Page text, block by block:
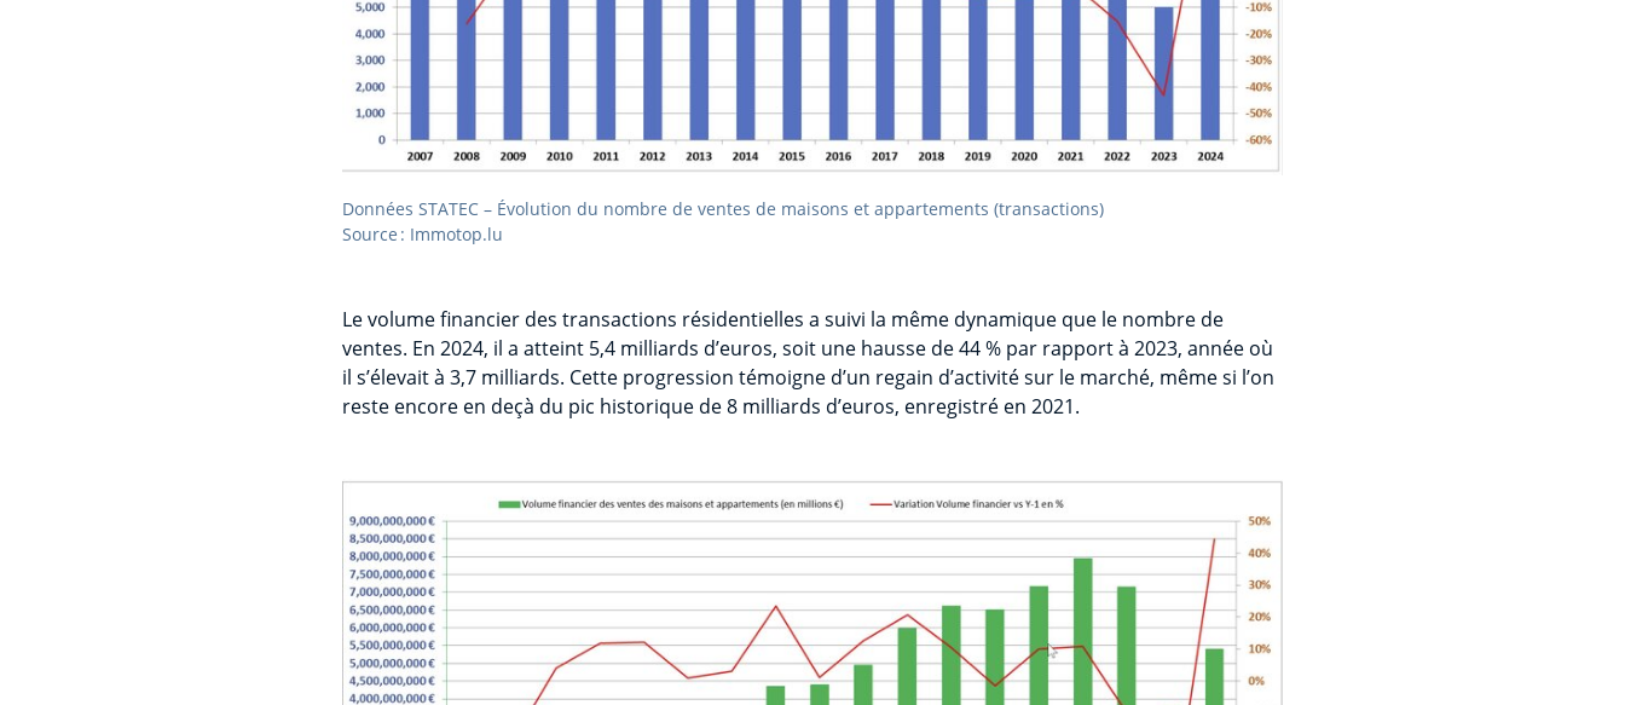
Données STATEC – Évolution du nombre de ventes de maisons et appartements (transactions)
Source : Immotop.lu
Le volume financier des transactions résidentielles a suivi la même dynamique que le nombre de
ventes. En 2024, il a atteint 5,4 milliards d’euros, soit une hausse de 44 % par rapport à 2023, année où
il s’élevait à 3,7 milliards. Cette progression témoigne d’un regain d’activité sur le marché, même si l’on
reste encore en deçà du pic historique de 8 milliards d’euros, enregistré en 2021.